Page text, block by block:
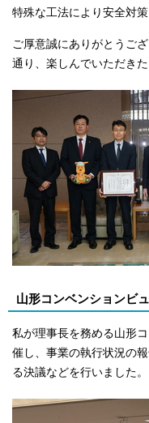
特殊な工法により安全対
ご厚意誠にありがとうご
通り、楽しんでいただきた
山形コンベンションビ
私が理事長を務める山形
催し、事業の執行状況の
る決議などを行いました。